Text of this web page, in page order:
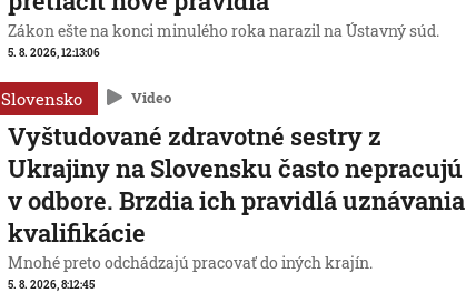
Zákon ešte na konci minulého roka narazil na Ústavný súd.
5. 8. 2026, 12:13:06
Slovensko Video
Vyštudované zdravotné sestry z
Ukrajiny na Slovensku často nepracujú
v odbore. Brzdia ich pravidlá uznávania
kvalifikácie
Mnohé preto odchádzajú pracovať do iných krajín.
5. 8. 2026, 8:12:45